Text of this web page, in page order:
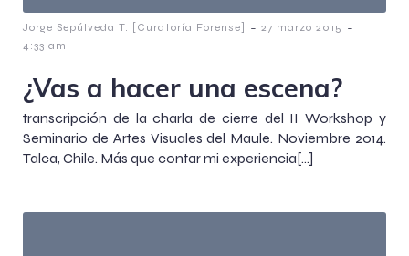
Jorge Sepúlveda T. [Curatoría Forense] - 27 marzo 2015 -
4:33 am
¿Vas a hacer una escena?
transcripción de la charla de cierre del II Workshop y
Seminario de Artes Visuales del Maule. Noviembre 2014.
Talca, Chile. Más que contar mi experiencia[…]